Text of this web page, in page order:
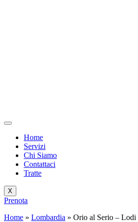
Home
Servizi
Chi Siamo
Contattaci
Tratte
X
Prenota
Home » Lombardia » Orio al Serio – Lodi